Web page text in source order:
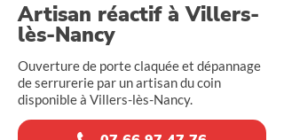
Artisan réactif à Villers-
lès-Nancy
Ouverture de porte claquée et dépannage
de serrurerie par un artisan du coin
disponible à Villers-lès-Nancy.